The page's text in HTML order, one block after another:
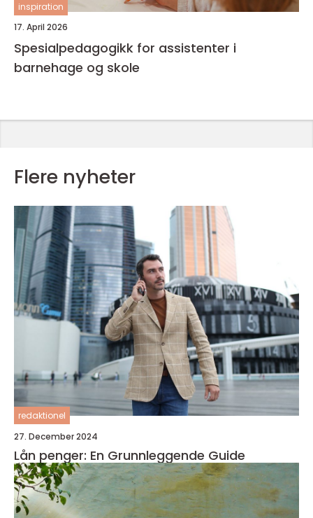
inspiration
17. April 2026
Spesialpedagogikk for assistenter i
barnehage og skole
Flere nyheter
redaktionel
27. December 2024
Lån penger: En Grunnleggende Guide